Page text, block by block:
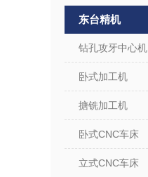
东台精机
钻孔攻牙中心机
卧式加工机
搪铣加工机
卧式CNC车床
立式CNC车床